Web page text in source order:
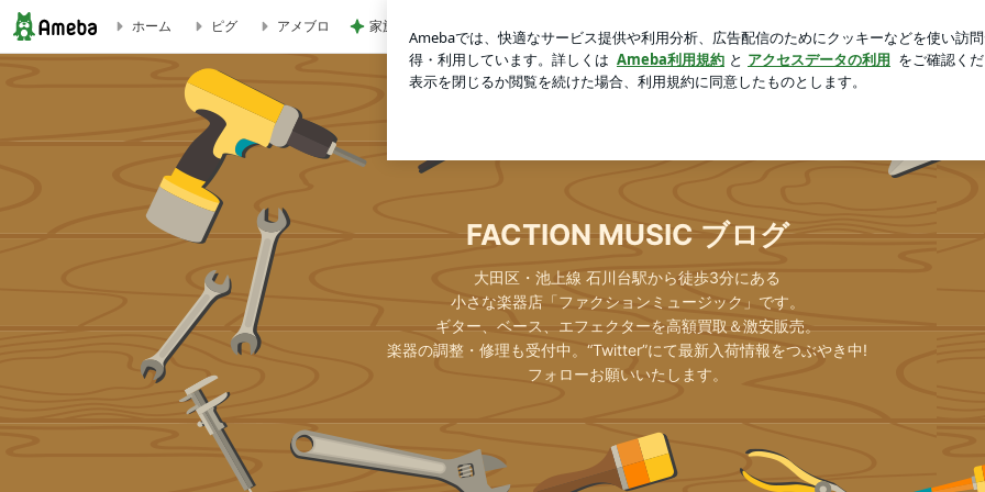
スーパーメンテナンス３本一挙ご紹介！ | FACTION MUSIC ブログ
ホーム ピグ アメブロ 家族に内緒にしている渾身の演技 ロ
FACTION MUSIC ブログ
大田区・池上線 石川台駅から徒歩3分にある
小さな楽器店「ファクションミュージック」です。
ギター、ベース、エフェクターを高額買取＆激安販売。
楽器の調整・修理も受付中。“Twitter”にて最新入荷情報をつぶやき中!
フォローお願いいたします。